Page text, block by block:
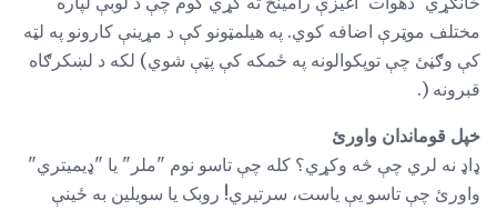
مختلف موټرې اضافه کوي. په هیلمټونو کې د مړینې کارونو په لټه
کې وګڼئ چې توپکوالونه په ځمکه کې پټې شوي) لکه د لښکرګاه
قبرونه (.
خپل قوماندان واورئ
ډاډ نه لري چې څه وکړي؟ کله چې تاسو نوم "ملر" یا "ډیمیتري"
واورئ چې تاسو یې یاست، سرتیري! روبک یا سویلین به ځینې